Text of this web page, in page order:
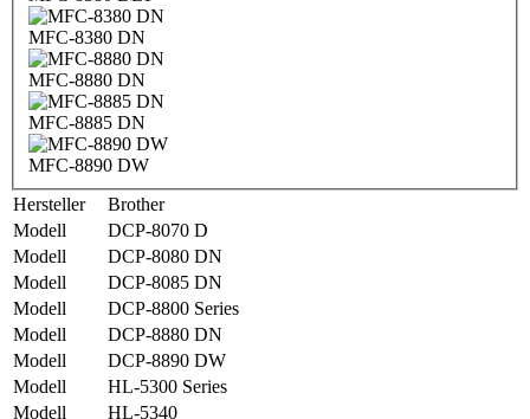
MFC-8380 DN
MFC-8880 DN
MFC-8885 DN
MFC-8890 DW
Hersteller
Brother
Modell
DCP-8070 D
Modell
DCP-8080 DN
Modell
DCP-8085 DN
Modell
DCP-8800 Series
Modell
DCP-8880 DN
Modell
DCP-8890 DW
Modell
HL-5300 Series
Modell
HL-5340